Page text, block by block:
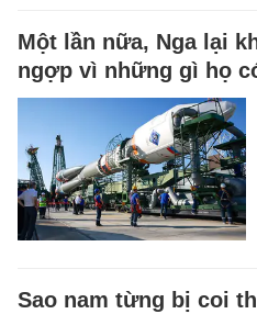
Một lần nữa, Nga lại
ngợp vì những gì họ
Sao nam từng bị coi